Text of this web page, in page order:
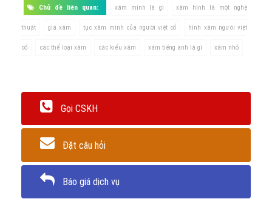
Chủ đề liên quan: xăm mình là gì xăm hình là một nghệ
thuật giá xăm tục xăm mình của người việt cổ hình xăm người việt
cổ các thể loại xăm các kiểu xăm xám tiếng anh là gì xăm nhỏ
Gọi CSKH
Đặt câu hỏi
Báo giá dịch vụ